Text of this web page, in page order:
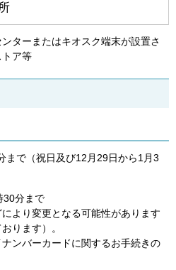
ターまたはキオスク端末が設置さ
ア等
まで（祝日及び12月29日から1月3
30分まで
より変更となる可能性があります
ります）。
ンバーカードに関するお手続きの